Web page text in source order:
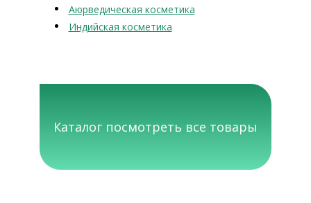
Аюрведическая косметика
Индийская косметика
Каталог посмотреть все товары